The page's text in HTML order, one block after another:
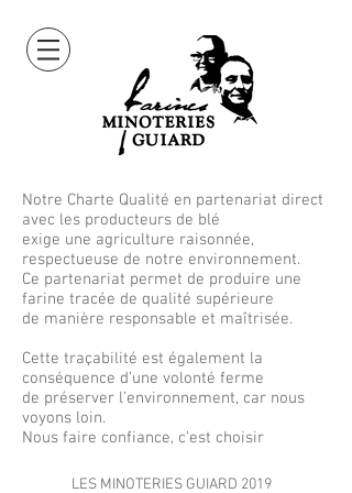
Notre Charte Qualité en partenariat direct
avec les producteurs de blé
exige une agriculture raisonnée,
respectueuse de notre environnement.
Ce partenariat permet de produire une
farine tracée de qualité supérieure
de manière responsable et maîtrisée.
Cette traçabilité est également la
conséquence d’une volonté ferme
de préserver l’environnement, car nous
voyons loin.
Nous faire confiance, c’est choisir
LES MINOTERIES GUIARD 2019